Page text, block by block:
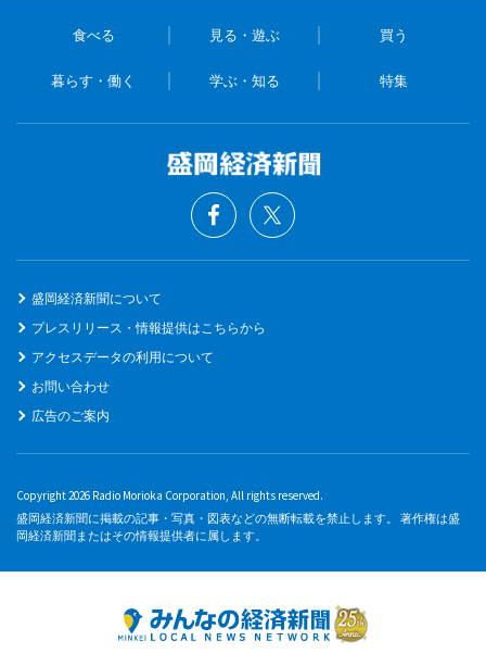
食べる 見る・遊ぶ 買う
暮らす・働く 学ぶ・知る 特集
盛岡経済新聞について
プレスリリース・情報提供はこちらから
アクセスデータの利用について
お問い合わせ
広告のご案内
Copyright 2026 Radio Morioka Corporation, All rights reserved.
盛岡経済新聞に掲載の記事・写真・図表などの無断転載を禁止します。 著作権は盛
岡経済新聞またはその情報提供者に属します。